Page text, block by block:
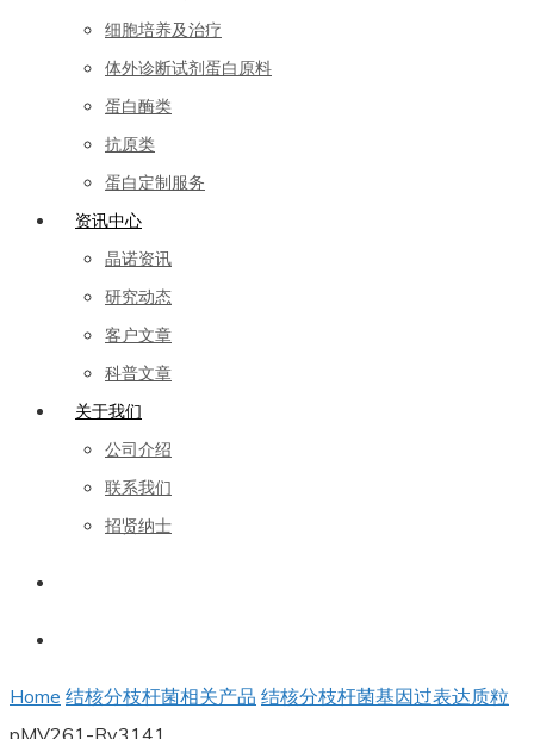
细胞培养及治疗
体外诊断试剂蛋白原料
蛋白酶类
抗原类
蛋白定制服务
资讯中心
晶诺资讯
研究动态
客户文章
科普文章
关于我们
公司介绍
联系我们
招贤纳士
Home 结核分枝杆菌相关产品 结核分枝杆菌基因过表达质粒
pMV261-Rv3141